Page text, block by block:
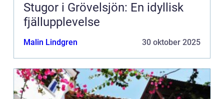
Stugor i Grövelsjön: En idyllisk
fjällupplevelse
Malin Lindgren 30 oktober 2025